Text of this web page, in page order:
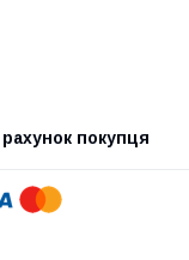
рахунок покупця